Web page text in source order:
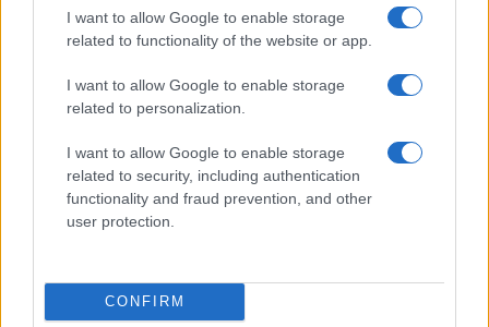
I want to allow Google to enable storage
related to functionality of the website or app.
I want to allow Google to enable storage
related to personalization.
I want to allow Google to enable storage
related to security, including authentication
functionality and fraud prevention, and other
user protection.
CONFIRM
Incidente de fuego en la Terminal 2 del aeropuerto
Murtala Muhammed en Lagos
Lucía Marín · 4 Ago 2026